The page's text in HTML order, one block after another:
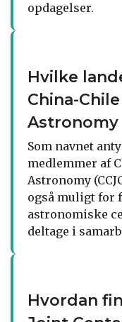
opdagelser.
Hvilke
China-
Astronomy
Som navnet
medlemmer af
Astronomy
også muligt for
astronomiske
deltage i
Hvordan